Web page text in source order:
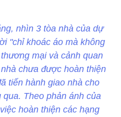
nhìn 3 tòa nhà của dự
"chỉ khoác áo mà không
mại và cảnh quan
chưa được hoàn thiện
tiến hành giao nhà cho
Theo phản ánh của
hoàn thiện các hạng